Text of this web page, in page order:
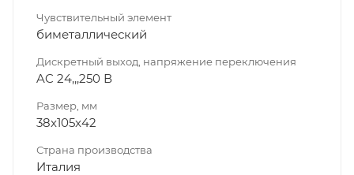
Чувствительный элемент
биметаллический
Дискретный выход, напряжение переключения
AC 24,,,250 В
Размер, мм
38x105x42
Страна производства
Италия